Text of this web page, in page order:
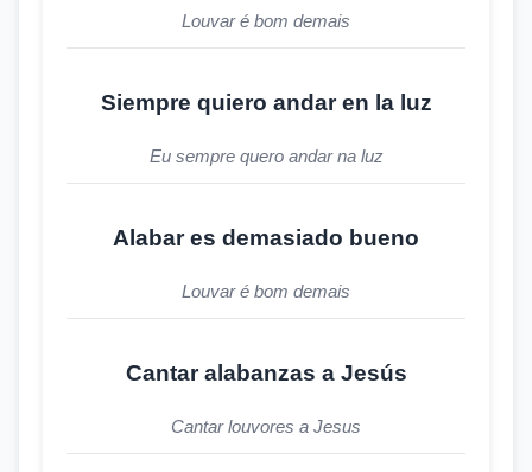
Louvar é bom demais
Siempre quiero andar en la luz
Eu sempre quero andar na luz
Alabar es demasiado bueno
Louvar é bom demais
Cantar alabanzas a Jesús
Cantar louvores a Jesus